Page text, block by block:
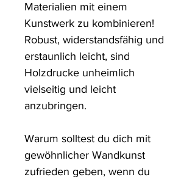
Materialien mit einem
Kunstwerk zu kombinieren!
Robust, widerstandsfähig und
erstaunlich leicht, sind
Holzdrucke unheimlich
vielseitig und leicht
anzubringen.
Warum solltest du dich mit
gewöhnlicher Wandkunst
zufrieden geben, wenn du